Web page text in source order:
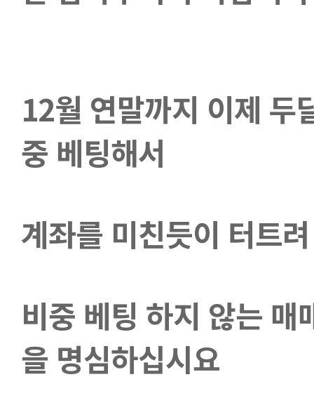
12월 연말까지 이제 두
중 베팅해서
계좌를 미친듯이 터트
비중 베팅 하지 않는
을 명심하십시요